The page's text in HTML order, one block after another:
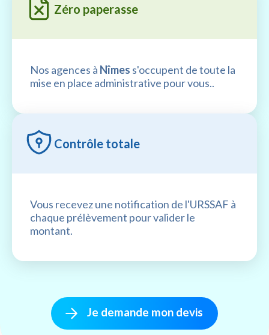
Zéro paperasse
Nos agences à Nîmes s'occupent de toute la
mise en place administrative pour vous..
Contrôle totale
Vous recevez une notification de l'URSSAF à
chaque prélèvement pour valider le
montant.
Je demande mon devis